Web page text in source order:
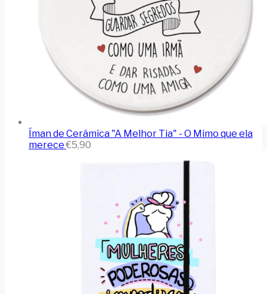
Íman de Cerâmica "A Melhor Tia" - O Mimo que ela
merece €5,90